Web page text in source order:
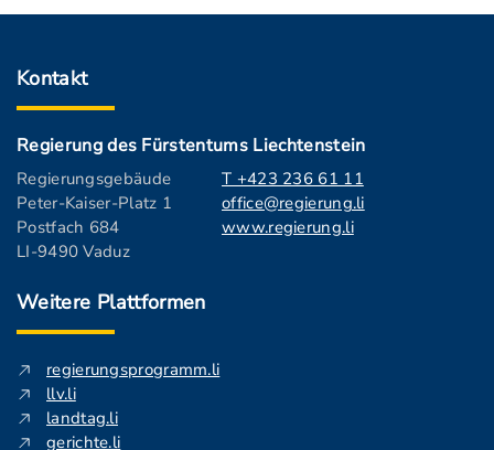
Kontakt
Regierung des Fürstentums Liechtenstein
Regierungsgebäude
Peter-Kaiser-Platz 1
Postfach 684
LI-9490 Vaduz
T +423 236 61 11
office@regierung.li
www.regierung.li
Weitere Plattformen
regierungsprogramm.li
llv.li
landtag.li
gerichte.li